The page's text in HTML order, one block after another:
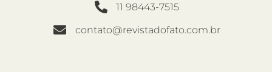
11 98443-7515
contato@revistadofato.com.br